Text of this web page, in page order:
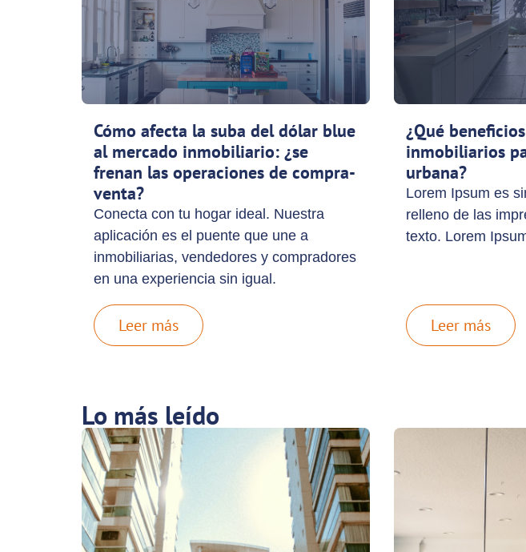
Cómo afecta la suba del dólar blue
al mercado inmobiliario: ¿se
frenan las operaciones de compra-
venta?
Conecta con tu hogar ideal. Nuestra
aplicación es el puente que une a
inmobiliarias, vendedores y compradores
en una experiencia sin igual.
Leer más
¿Qué
inmobiliarios
urbana?
Lorem Ipsum es
relleno de las
texto. Lorem
Leer más
Lo más leído